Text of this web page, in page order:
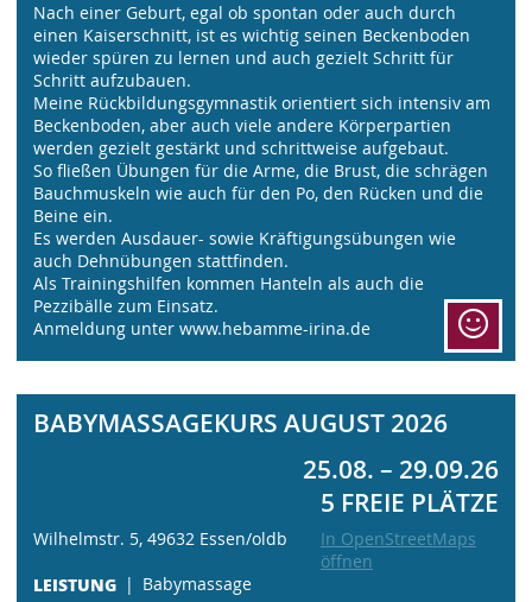
Nach einer Geburt, egal ob spontan oder auch durch
einen Kaiserschnitt, ist es wichtig seinen Beckenboden
wieder spüren zu lernen und auch gezielt Schritt für
Schritt aufzubauen.
Meine Rückbildungsgymnastik orientiert sich intensiv am
Beckenboden, aber auch viele andere Körperpartien
werden gezielt gestärkt und schrittweise aufgebaut.
So fließen Übungen für die Arme, die Brust, die schrägen
Bauchmuskeln wie auch für den Po, den Rücken und die
Beine ein.
Es werden Ausdauer- sowie Kräftigungsübungen wie
auch Dehnübungen stattfinden.
Als Trainingshilfen kommen Hanteln als auch die
Pezzibälle zum Einsatz.
Anmeldung unter www.hebamme-irina.de
BABYMASSAGEKURS AUGUST 2026
25.08. – 29.09.26
5 FREIE PLÄTZE
Wilhelmstr. 5, 49632 Essen/oldb
In OpenStreetMaps
öffnen
LEISTUNG
Babymassage